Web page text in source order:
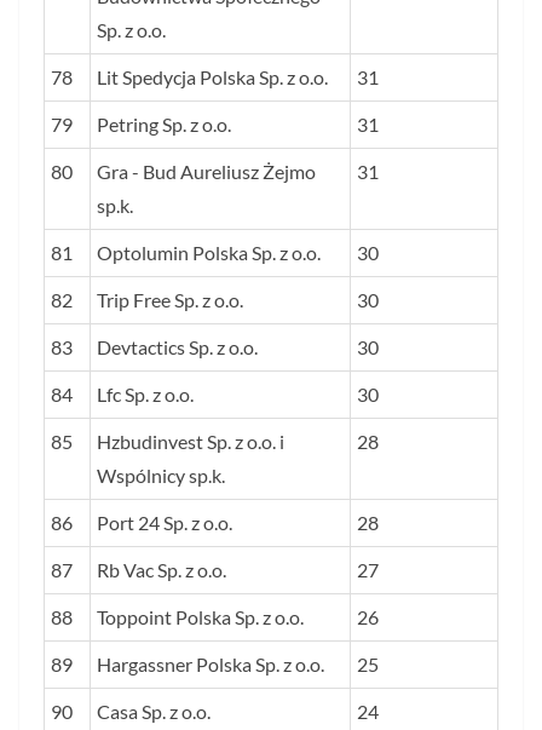
Sp. z o.o.
78 Lit Spedycja Polska Sp. z o.o. 31
79 Petring Sp. z o.o. 31
80
Gra - Bud Aureliusz Żejmo
sp.k.
31
81 Optolumin Polska Sp. z o.o. 30
82 Trip Free Sp. z o.o. 30
83 Devtactics Sp. z o.o. 30
84 Lfc Sp. z o.o. 30
85
Hzbudinvest Sp. z o.o. i
Wspólnicy sp.k.
28
86 Port 24 Sp. z o.o. 28
87 Rb Vac Sp. z o.o. 27
88 Toppoint Polska Sp. z o.o. 26
89 Hargassner Polska Sp. z o.o. 25
90 Casa Sp. z o.o. 24